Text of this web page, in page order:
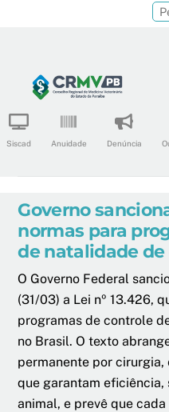
content
Siscad Anuidade Denúncia
Governo
normas para
de natalidade de
O Governo Federal
(31/03) a Lei nº 13.426,
programas de controle
no Brasil. O texto
permanente por
que garantam eficiência,
animal, e prevê que